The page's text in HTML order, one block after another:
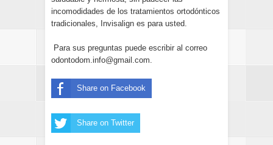
incomodidades de los tratamientos ortodónticos
tradicionales, Invisalign es para usted.
Para sus preguntas puede escribir al correo
odontodom.info@gmail.com.
Share on Facebook
Share on Twitter